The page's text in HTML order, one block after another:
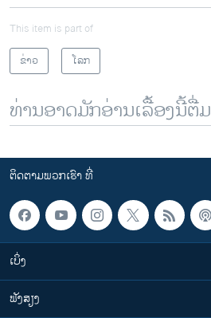
This item is part of
ຂ່າວ
ໂລກ
ທ່ານອາດມັກອ່ານເລື້ອງນີ້ຕື່ມ
ຕິດຕາມພວກເຮົາ ທີ່
ເບິ່ງ
ຟັງສຽງ